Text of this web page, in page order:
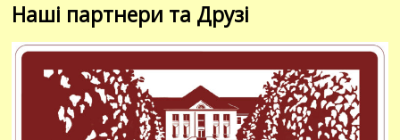
Наші партнери та Друзі